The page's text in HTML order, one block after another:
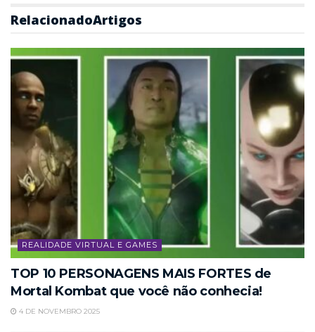
RelacionadoArtigos
REALIDADE VIRTUAL E GAMES
TOP 10 PERSONAGENS MAIS FORTES de
Mortal Kombat que você não conhecia!
4 DE NOVEMBRO 2025